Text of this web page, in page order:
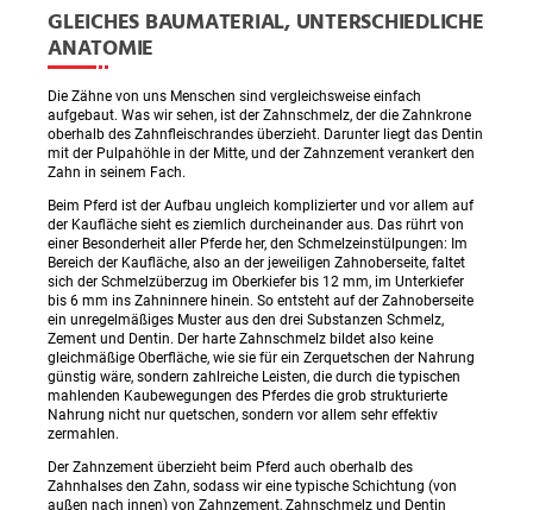
GLEICHES BAUMATERIAL, UNTERSCHIEDLICHE
ANATOMIE
Die Zähne von uns Menschen sind vergleichsweise einfach
aufgebaut. Was wir sehen, ist der Zahnschmelz, der die Zahnkrone
oberhalb des Zahnfleischrandes überzieht. Darunter liegt das Dentin
mit der Pulpahöhle in der Mitte, und der Zahnzement verankert den
Zahn in seinem Fach.
Beim Pferd ist der Aufbau ungleich komplizierter und vor allem auf
der Kaufläche sieht es ziemlich durcheinander aus. Das rührt von
einer Besonderheit aller Pferde her, den Schmelzeinstülpungen: Im
Bereich der Kaufläche, also an der jeweiligen Zahnoberseite, faltet
sich der Schmelzüberzug im Oberkiefer bis 12 mm, im Unterkiefer
bis 6 mm ins Zahninnere hinein. So entsteht auf der Zahnoberseite
ein unregelmäßiges Muster aus den drei Substanzen Schmelz,
Zement und Dentin. Der harte Zahnschmelz bildet also keine
gleichmäßige Oberfläche, wie sie für ein Zerquetschen der Nahrung
günstig wäre, sondern zahlreiche Leisten, die durch die typischen
mahlenden Kaubewegungen des Pferdes die grob strukturierte
Nahrung nicht nur quetschen, sondern vor allem sehr effektiv
zermahlen.
Der Zahnzement überzieht beim Pferd auch oberhalb des
Zahnhalses den Zahn, sodass wir eine typische Schichtung (von
außen nach innen) von Zahnzement, Zahnschmelz und Dentin